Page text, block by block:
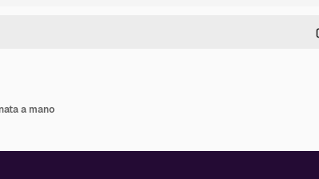
a mano